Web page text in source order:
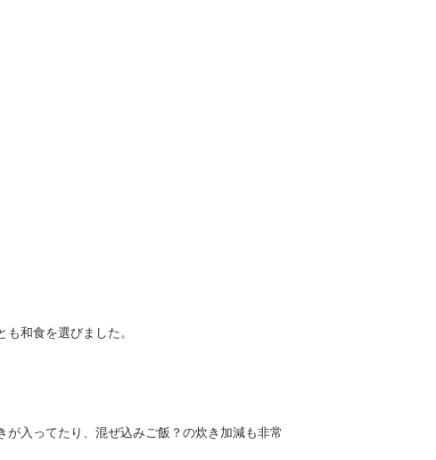
和食を選びました。
入ってたり、混ぜ込みご飯？の炊き加減も非常